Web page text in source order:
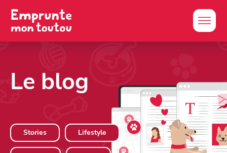
Le blog
Stories Lifestyle